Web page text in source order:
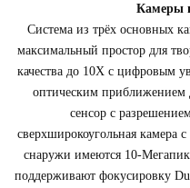
Камеры
Система из трёх основных
максимальный простор для
качества до 10Х с цифровым
оптическим
сенсор с
сверхширокоугольная камера
снаружи имеются 10-
поддерживают фокусировку